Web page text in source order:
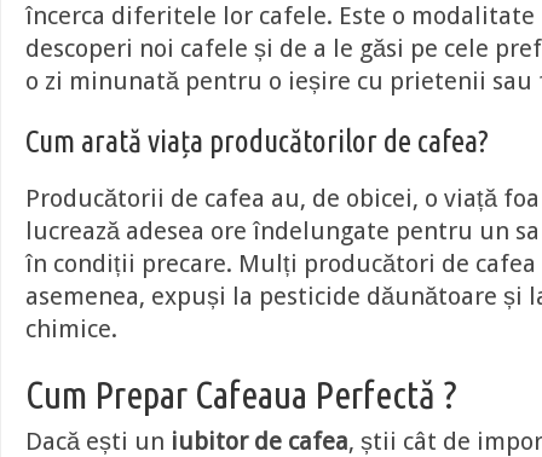
încerca diferitele lor cafele. Este o modalitate
descoperi noi cafele și de a le găsi pe cele
o zi minunată pentru o ieșire cu prietenii sau
Cum arată viața producătorilor de cafea?
Producătorii de cafea au, de obicei, o viață
lucrează adesea ore îndelungate pentru un
în condiții precare. Mulți producători de cafea
asemenea, expuși la pesticide dăunătoare și
chimice.
Cum Prepar Cafeaua Perfectă ?
Dacă ești un iubitor de cafea, știi cât de